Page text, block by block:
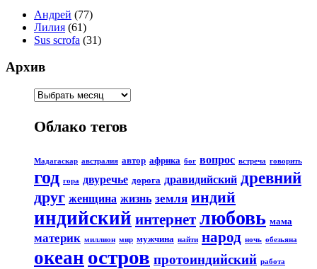
Андрей (77)
Лилия (61)
Sus scrofa (31)
Архив
Облако тегов
Мадагаскар австралия автор африка бог вопрос встреча говорить
год гора двуречье дорога дравидийский древний
друг женщина жизнь земля индий
индийский интернет любовь мама
материк миллион мир мужчина найти народ ночь обезьяна
океан остров протоиндийский работа